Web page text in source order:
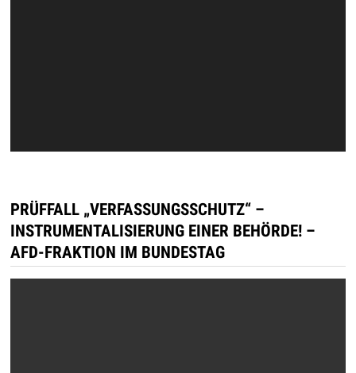
PRÜFFALL „VERFASSUNGSSCHUTZ“ –
INSTRUMENTALISIERUNG EINER BEHÖRDE! –
AFD-FRAKTION IM BUNDESTAG